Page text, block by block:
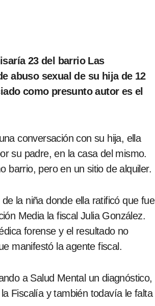
abuso sexual de su hija de 12
como presunto autor es el
conversación con su hija, ella
su padre, en la casa del mismo.
barrio, pero en un sitio de alquiler.
la niña donde ella ratificó que fue
Media la fiscal Julia González.
forense y el resultado no
manifestó la agente fiscal.
a Salud Mental un diagnóstico,
Fiscalía y también todavía le falta